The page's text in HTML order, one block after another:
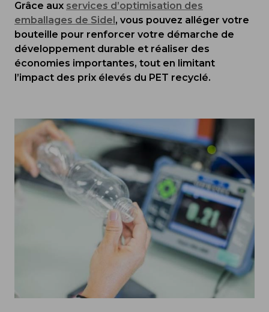
Grâce aux services d’optimisation des
emballages de Sidel, vous pouvez alléger votre
bouteille pour renforcer votre démarche de
développement durable et réaliser des
économies importantes, tout en limitant
l’impact des prix élevés du PET recyclé.